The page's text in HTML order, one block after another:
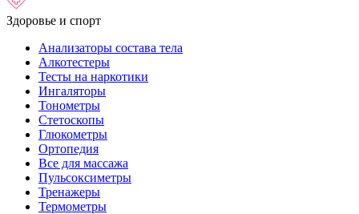
Здоровье и спорт
Анализаторы состава тела
Алкотестеры
Тесты на наркотики
Ингаляторы
Тонометры
Стетоскопы
Глюкометры
Ортопедия
Все для массажа
Пульсоксиметры
Тренажеры
Термометры